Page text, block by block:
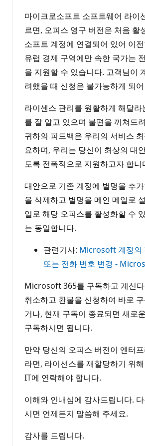
마이크로소프트 소프트웨어 라이
르면, 오피스 영구 버전은 처음 활
소프트 계정에 연결되어 있어 이
유럽 경제 구역에만 속한 국가는
을 지원할 수 있습니다. 고객님이
려했을 때 신청은 불가능하게 되
라이센스 관리를 원활하게 해달라
를 잘 알고 있으며 불편을 끼쳐드
귀하의 피드백은 우리의 서비스
요하며, 우리는 당신이 최상의 대
도록 전폭적으로 지원하고자 합니
대안으로 기존 계정에 별명을 추
을 삭제하고 별명을 메인 메일로
일로 해당 오피스를 활성화할 수
는 동일합니다.
관련기사: Microsoft 계정의
또는 전화 번호 변경 -
Microsoft 365를 구독하고 계신
취소하고 환불을 신청하여 바로
거나, 현재 구독이 종료되면 새로
구독하시면 됩니다.
만약 당신의 오피스 버전이 엔터
라면, 라이선스를 재할당하기 위
IT에 연락해야 합니다.
이해와 인내심에 감사드립니다.
시면 언제든지 말씀해 주세요.
감사를 드립니다.